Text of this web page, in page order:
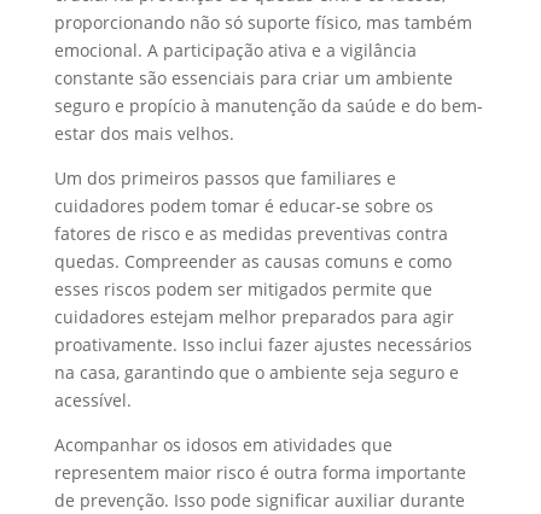
proporcionando não só suporte físico, mas também
emocional. A participação ativa e a vigilância
constante são essenciais para criar um ambiente
seguro e propício à manutenção da saúde e do bem-
estar dos mais velhos.
Um dos primeiros passos que familiares e
cuidadores podem tomar é educar-se sobre os
fatores de risco e as medidas preventivas contra
quedas. Compreender as causas comuns e como
esses riscos podem ser mitigados permite que
cuidadores estejam melhor preparados para agir
proativamente. Isso inclui fazer ajustes necessários
na casa, garantindo que o ambiente seja seguro e
acessível.
Acompanhar os idosos em atividades que
representem maior risco é outra forma importante
de prevenção. Isso pode significar auxiliar durante